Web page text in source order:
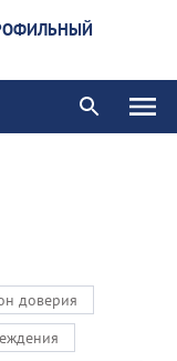
доверия